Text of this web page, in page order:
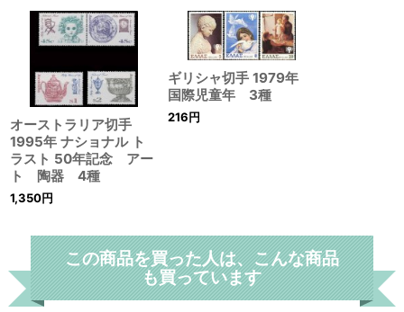
オーストラリア切手
1995年 ナショナル ト
ラスト 50年記念 アー
ト 陶器 4種
1,350円
ギリシャ切手 1979年
国際児童年 3種
216円
この商品を買った人は、こんな商品
も買っています